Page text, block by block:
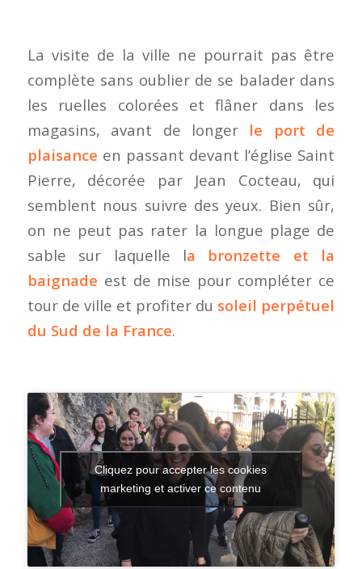
La visite de la ville ne pourrait pas être
complète sans oublier de se balader dans
les ruelles colorées et flâner dans les
magasins, avant de longer le port de
plaisance en passant devant l’église Saint
Pierre, décorée par Jean Cocteau, qui
semblent nous suivre des yeux. Bien sûr,
on ne peut pas rater la longue plage de
sable sur laquelle la bronzette et la
baignade est de mise pour compléter ce
tour de ville et profiter du soleil perpétuel
du Sud de la France.
Cliquez pour accepter les cookies
marketing et activer ce contenu